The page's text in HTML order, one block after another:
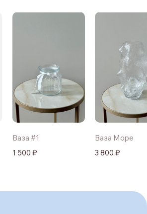
1 500 ₽
Ваза #1
3 800 ₽
Ваза Море